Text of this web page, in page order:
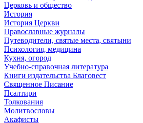
Церковь и общество
История
История Церкви
Православные журналы
Путеводители, святые места, святыни
Психология, медицина
Кухня, огород
Учебно-справочная литература
Книги издательства Благовест
Священное Писание
Псалтири
Толкования
Молитвословы
Акафисты